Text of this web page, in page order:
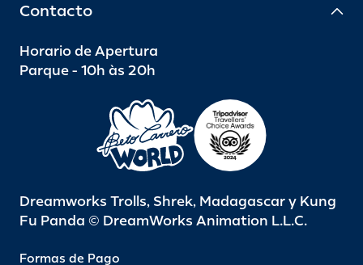
Contacto
Horario de Apertura
Parque - 10h às 20h
Dreamworks Trolls, Shrek, Madagascar y Kung
Fu Panda © DreamWorks Animation L.L.C.
Formas de Pago